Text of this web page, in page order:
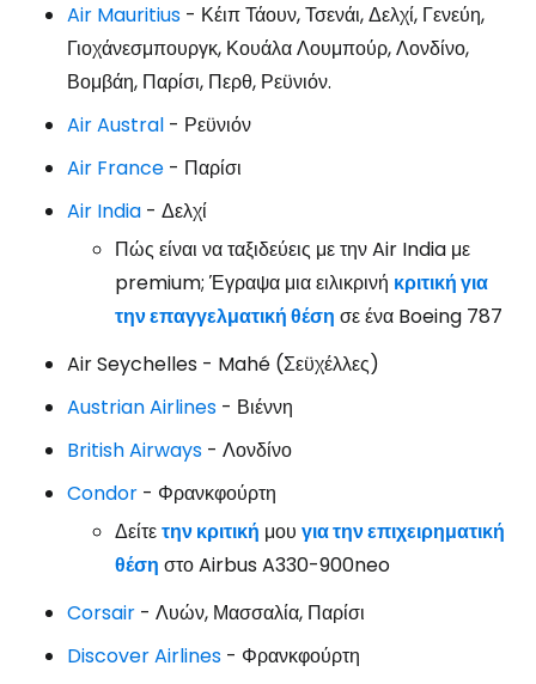
Air Mauritius - Κέιπ Τάουν, Τσενάι, Δελχί, Γενεύη,
Γιοχάνεσμπουργκ, Κουάλα Λουμπούρ, Λονδίνο,
Βομβάη, Παρίσι, Περθ, Ρεϋνιόν.
Air Austral - Ρεϋνιόν
Air France - Παρίσι
Air India - Δελχί
Πώς είναι να ταξιδεύεις με την Air India με
premium; Έγραψα μια ειλικρινή κριτική για
την επαγγελματική θέση σε ένα Boeing 787
Air Seychelles - Mahé (Σεϋχέλλες)
Austrian Airlines - Βιέννη
British Airways - Λονδίνο
Condor - Φρανκφούρτη
Δείτετην κριτική μου για την επιχειρηματική
θέση στο Airbus A330-900neo
Corsair - Λυών, Μασσαλία, Παρίσι
Discover Airlines - Φρανκφούρτη